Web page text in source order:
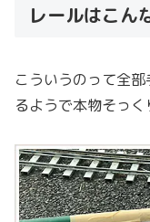
レールはこん
こういうのって全
るようで本物そっく